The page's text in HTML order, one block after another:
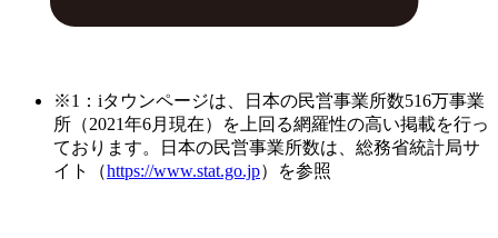
※1：iタウンページは、日本の民営事業所数516万事業
所（2021年6月現在）を上回る網羅性の高い掲載を行っ
ております。日本の民営事業所数は、総務省統計局サ
イト（https://www.stat.go.jp）を参照